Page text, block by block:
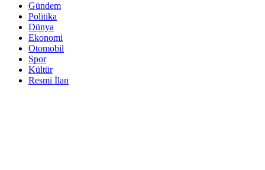
Gündem
Politika
Dünya
Ekonomi
Otomobil
Spor
Kültür
Resmi İlan